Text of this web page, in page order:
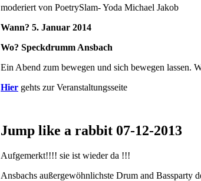
moderiert von PoetrySlam- Yoda Michael Jakob
Wann? 5. Januar 2014
Wo? Speckdrumm Ansbach
Ein Abend zum bewegen und sich bewegen lassen.
Hier gehts zur Veranstaltungsseite
Jump like a rabbit 07-12-2013
Aufgemerkt!!!! sie ist wieder da !!!
Ansbachs außergewöhnlichste Drum and Bassparty